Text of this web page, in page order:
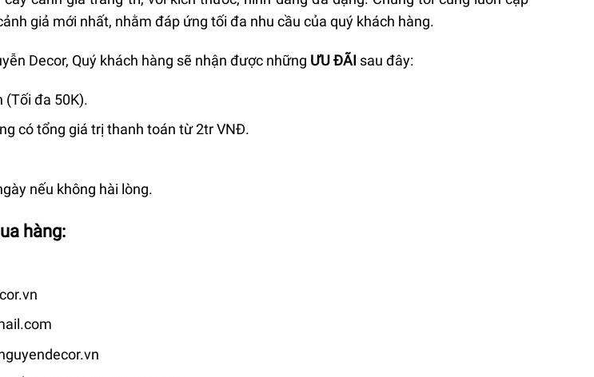
giả mới nhất, nhằm đáp ứng tối đa nhu cầu của quý khách hàng.
Decor, Quý khách hàng sẽ nhận được những ƯU ĐÃI sau đây:
(Tối đa 50K).
có tổng giá trị thanh toán từ 2tr VNĐ.
nếu không hài lòng.
hàng: